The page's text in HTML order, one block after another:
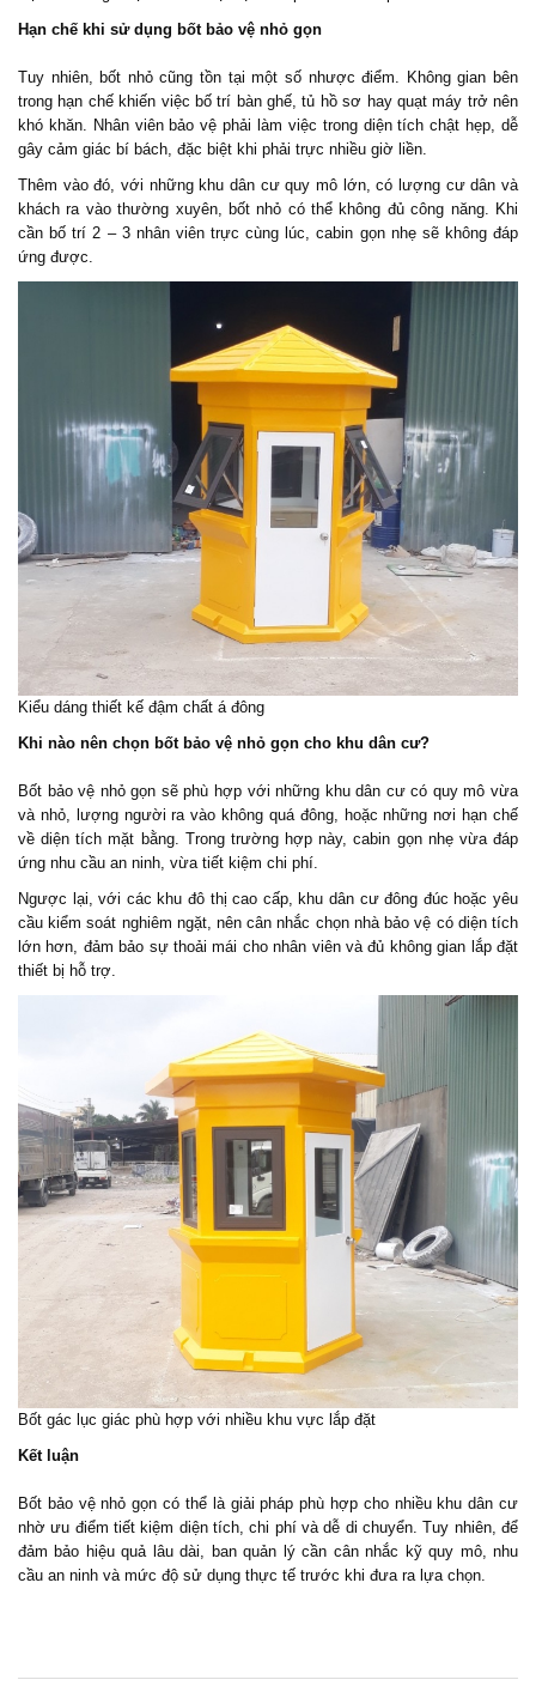
Hạn chế khi sử dụng bốt bảo vệ nhỏ gọn
Tuy nhiên, bốt nhỏ cũng tồn tại một số nhược điểm. Không gian bên
trong hạn chế khiến việc bố trí bàn ghế, tủ hồ sơ hay quạt máy trở nên
khó khăn. Nhân viên bảo vệ phải làm việc trong diện tích chật hẹp, dễ
gây cảm giác bí bách, đặc biệt khi phải trực nhiều giờ liền.
Thêm vào đó, với những khu dân cư quy mô lớn, có lượng cư dân và
khách ra vào thường xuyên, bốt nhỏ có thể không đủ công năng. Khi
cần bố trí 2 – 3 nhân viên trực cùng lúc, cabin gọn nhẹ sẽ không đáp
ứng được.
Kiểu dáng thiết kế đậm chất á đông
Khi nào nên chọn bốt bảo vệ nhỏ gọn cho khu dân cư?
Bốt bảo vệ nhỏ gọn sẽ phù hợp với những khu dân cư có quy mô vừa
và nhỏ, lượng người ra vào không quá đông, hoặc những nơi hạn chế
về diện tích mặt bằng. Trong trường hợp này, cabin gọn nhẹ vừa đáp
ứng nhu cầu an ninh, vừa tiết kiệm chi phí.
Ngược lại, với các khu đô thị cao cấp, khu dân cư đông đúc hoặc yêu
cầu kiểm soát nghiêm ngặt, nên cân nhắc chọn nhà bảo vệ có diện tích
lớn hơn, đảm bảo sự thoải mái cho nhân viên và đủ không gian lắp đặt
thiết bị hỗ trợ.
Bốt gác lục giác phù hợp với nhiều khu vực lắp đặt
Kết luận
Bốt bảo vệ nhỏ gọn có thể là giải pháp phù hợp cho nhiều khu dân cư
nhờ ưu điểm tiết kiệm diện tích, chi phí và dễ di chuyển. Tuy nhiên, để
đảm bảo hiệu quả lâu dài, ban quản lý cần cân nhắc kỹ quy mô, nhu
cầu an ninh và mức độ sử dụng thực tế trước khi đưa ra lựa chọn.